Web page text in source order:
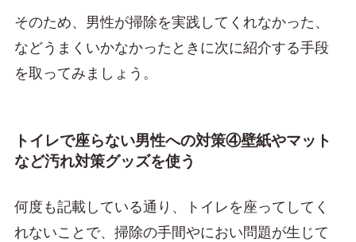
そのため、男性が掃除を実践してくれなかった、
などうまくいかなかったときに次に紹介する手段
を取ってみましょう。
トイレで座らない男性への対策④壁紙やマット
など汚れ対策グッズを使う
何度も記載している通り、トイレを座ってしてく
れないことで、掃除の手間やにおい問題が生じて